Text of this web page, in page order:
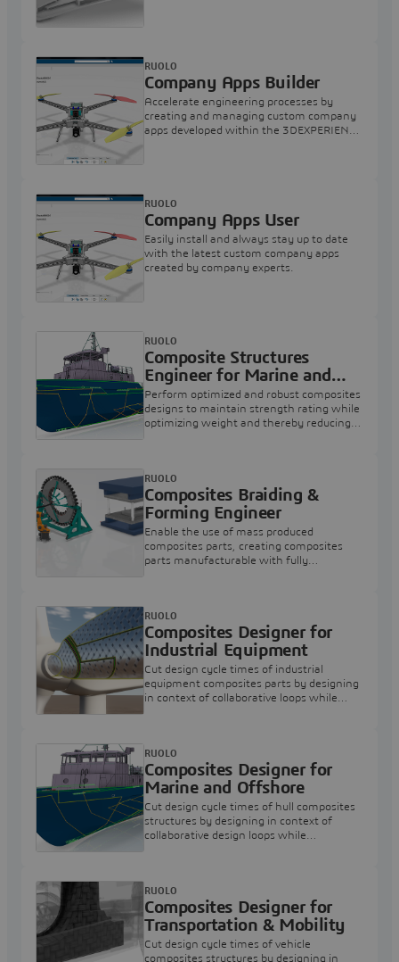
Company Apps Builder
Accelerate engineering processes by
creating and managing custom company
apps developed within the 3DEXPERIENCE
RUOLO
Company Apps User
Easily install and always stay up to date
with the latest custom company apps
created by company experts.
RUOLO
Composite Structures
Engineer for Marine and
Offshore
Perform optimized and robust composites
designs to maintain strength rating while
optimizing weight and thereby reducing
RUOLO
Composites Braiding &
Forming Engineer
Enable the use of mass produced
composites parts, creating composites
parts manufacturable with fully
RUOLO
Composites Designer for
Industrial Equipment
Cut design cycle times of industrial
equipment composites parts by designing
in context of collaborative loops while
RUOLO
Composites Designer for
Marine and Offshore
Cut design cycle times of hull composites
structures by designing in context of
collaborative design loops while
RUOLO
Composites Designer for
Transportation & Mobility
Cut design cycle times of vehicle
composites structures by designing in
RUOLO